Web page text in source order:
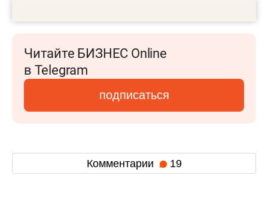
Читайте БИЗНЕС Online
в Telegram
подписаться
Комментарии 19